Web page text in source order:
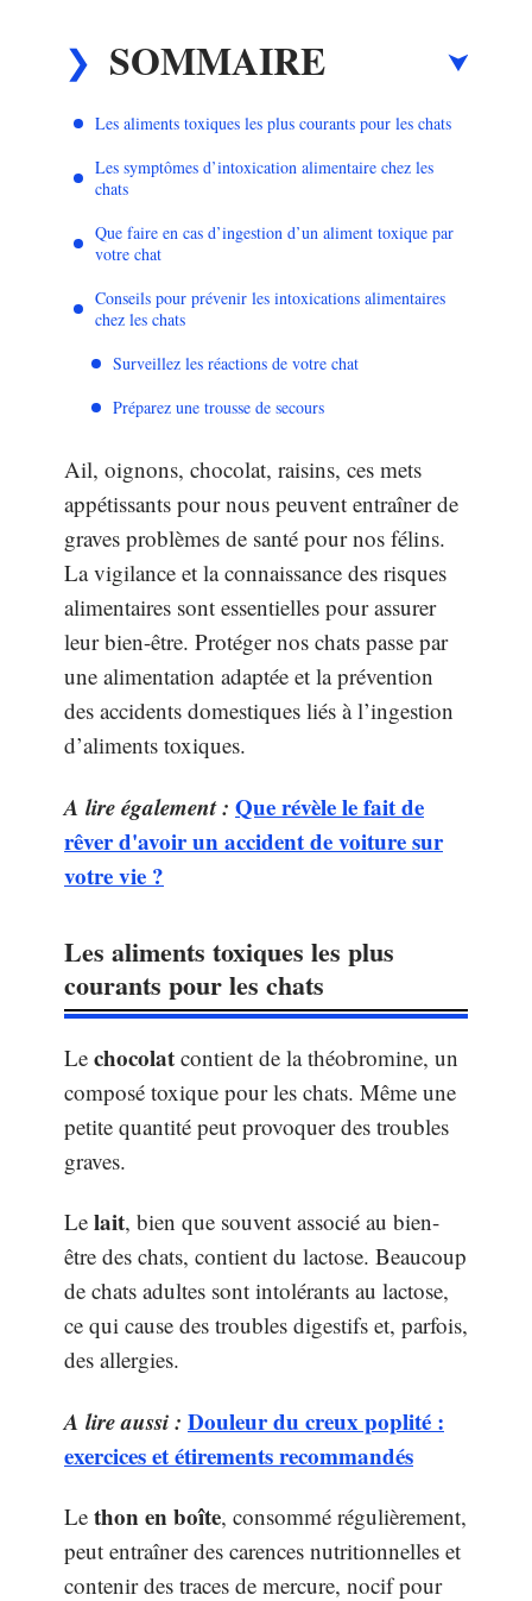
SOMMAIRE
Les aliments toxiques les plus courants pour les chats
Les symptômes d’intoxication alimentaire chez les
chats
Que faire en cas d’ingestion d’un aliment toxique par
votre chat
Conseils pour prévenir les intoxications alimentaires
chez les chats
Surveillez les réactions de votre chat
Préparez une trousse de secours
Ail, oignons, chocolat, raisins, ces mets
appétissants pour nous peuvent entraîner de
graves problèmes de santé pour nos félins.
La vigilance et la connaissance des risques
alimentaires sont essentielles pour assurer
leur bien-être. Protéger nos chats passe par
une alimentation adaptée et la prévention
des accidents domestiques liés à l’ingestion
d’aliments toxiques.
A lire également : Que révèle le fait de
rêver d'avoir un accident de voiture sur
votre vie ?
Les aliments toxiques les plus
courants pour les chats
Le chocolat contient de la théobromine, un
composé toxique pour les chats. Même une
petite quantité peut provoquer des troubles
graves.
Le lait, bien que souvent associé au bien-
être des chats, contient du lactose. Beaucoup
de chats adultes sont intolérants au lactose,
ce qui cause des troubles digestifs et, parfois,
des allergies.
A lire aussi : Douleur du creux poplité :
exercices et étirements recommandés
Le thon en boîte, consommé régulièrement,
peut entraîner des carences nutritionnelles et
contenir des traces de mercure, nocif pour